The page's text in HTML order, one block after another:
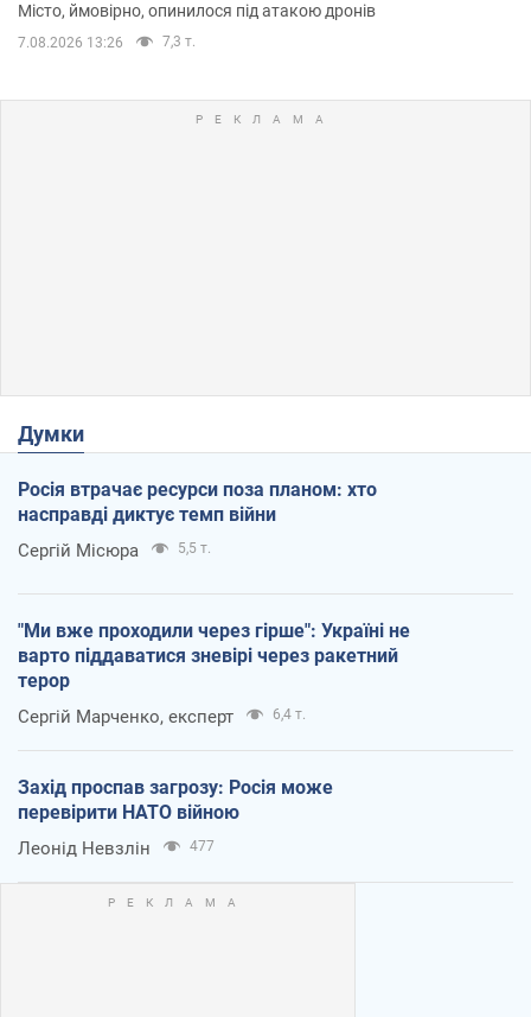
Місто, ймовірно, опинилося під атакою дронів
7.08.2026 13:26 7,3 т.
Думки
Росія втрачає ресурси поза планом: хто
насправді диктує темп війни
Сергій Місюра 5,5 т.
"Ми вже проходили через гірше": Україні не
варто піддаватися зневірі через ракетний
терор
Сергій Марченко, експерт 6,4 т.
Захід проспав загрозу: Росія може
перевірити НАТО війною
Леонід Невзлін 477